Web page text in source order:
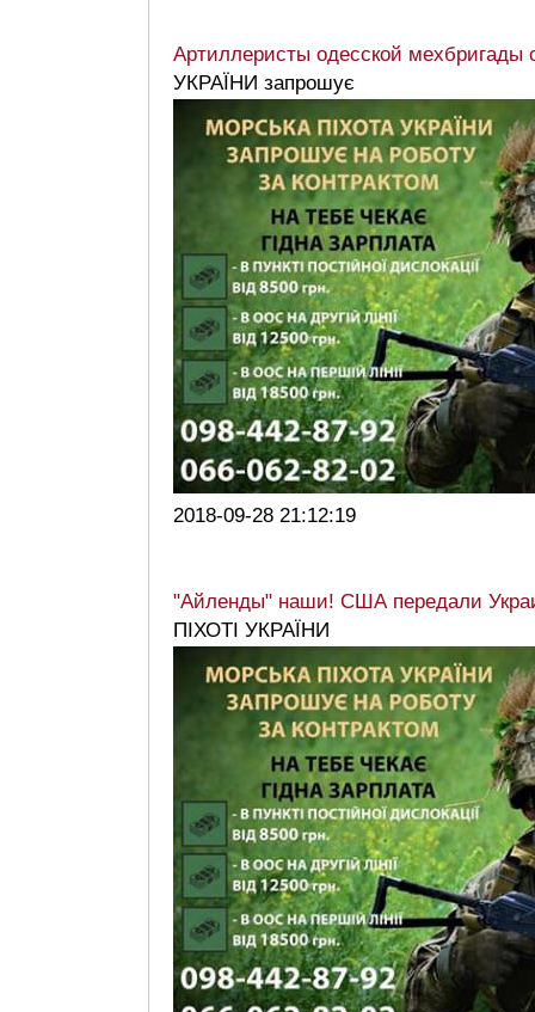
Артиллеристы одесской мехбригады
УКРАЇНИ запрошує
2018-09-28 21:12:19
"Айленды" наши! США передали
ПІХОТІ УКРАЇНИ